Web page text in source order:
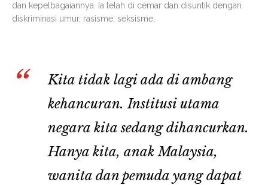
dan kepelbagaiannya. Ia telah di cemar dan disuntik dengan
diskriminasi umur, rasisme, seksisme.
Kita tidak lagi ada di ambang
kehancuran. Institusi utama
negara kita sedang dihancurkan.
Hanya kita, anak Malaysia,
wanita dan pemuda yang dapat